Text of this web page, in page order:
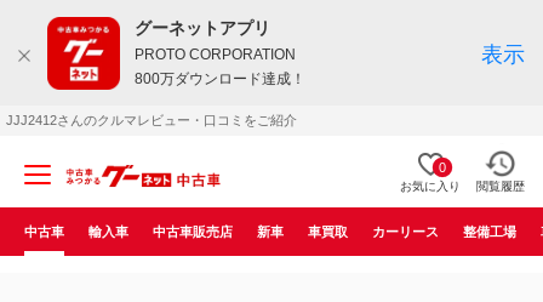
グーネットアプリ
PROTO CORPORATION
800万ダウンロード達成！
表示
JJJ2412さんのクルマレビュー・口コミをご紹介
0
お気に入り 閲覧履歴
中古車 輸入車 中古車販売店 新車 車買取 カーリース 整備工場